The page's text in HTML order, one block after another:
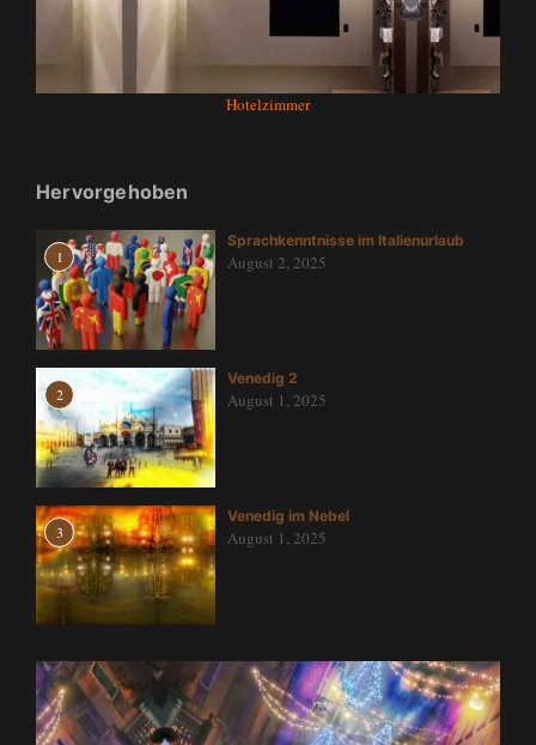
Hotelzimmer
Hervorgehoben
1
Sprachkenntnisse im Italienurlaub
August 2, 2025
2
Venedig 2
August 1, 2025
3
Venedig im Nebel
August 1, 2025